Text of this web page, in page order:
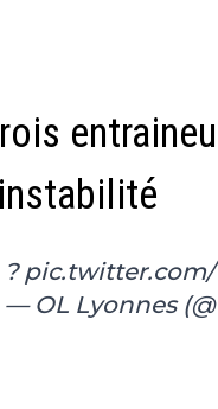
?
— OL Lyonnes